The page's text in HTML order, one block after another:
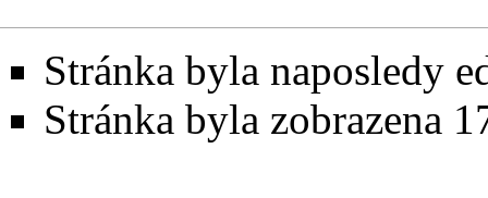
Stránka byla naposledy
Stránka byla zobrazena